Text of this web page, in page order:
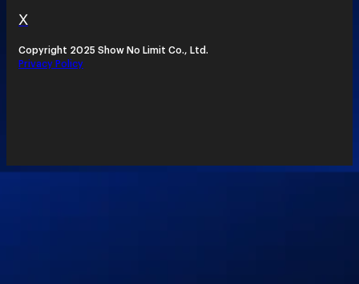
X
Copyright 2025 Show No Limit Co., Ltd.
Privacy Policy